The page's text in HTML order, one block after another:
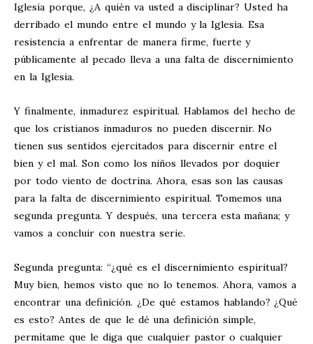
Iglesia porque, ¿A quién va usted a disciplinar? Usted ha
derribado el mundo entre el mundo y la Iglesia. Esa
resistencia a enfrentar de manera firme, fuerte y
públicamente al pecado lleva a una falta de discernimiento
en la Iglesia.
Y finalmente, inmadurez espiritual. Hablamos del hecho de
que los cristianos inmaduros no pueden discernir. No
tienen sus sentidos ejercitados para discernir entre el
bien y el mal. Son como los niños llevados por doquier
por todo viento de doctrina. Ahora, esas son las causas
para la falta de discernimiento espiritual. Tomemos una
segunda pregunta. Y después, una tercera esta mañana; y
vamos a concluir con nuestra serie.
Segunda pregunta: “¿qué es el discernimiento espiritual?
Muy bien, hemos visto que no lo tenemos. Ahora, vamos a
encontrar una definición. ¿De qué estamos hablando? ¿Qué
es esto? Antes de que le dé una definición simple,
permítame que le diga que cualquier pastor o cualquier